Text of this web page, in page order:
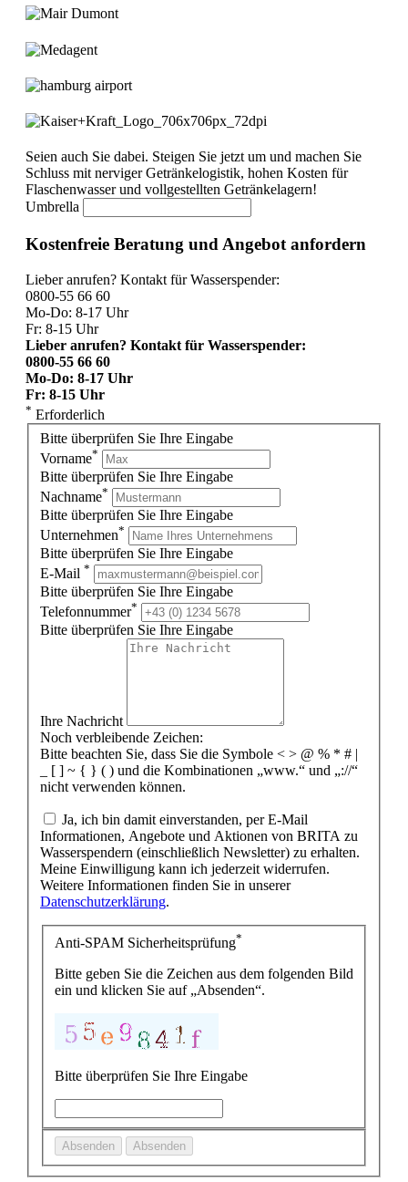
Seien auch Sie dabei. Steigen Sie jetzt um und machen Sie
Schluss mit nerviger Getränkelogistik, hohen Kosten für
Flaschenwasser und vollgestellten Getränkelagern!
Umbrella
Kostenfreie Beratung und Angebot anfordern
Lieber anrufen? Kontakt für Wasserspender:
0800-55 66 60
Mo-Do: 8-17 Uhr
Fr: 8-15 Uhr
Lieber anrufen? Kontakt für Wasserspender:
0800-55 66 60
Mo-Do: 8-17 Uhr
Fr: 8-15 Uhr
* Erforderlich
Bitte überprüfen Sie Ihre Eingabe
Vorname*
Bitte überprüfen Sie Ihre Eingabe
Nachname*
Bitte überprüfen Sie Ihre Eingabe
Unternehmen*
Bitte überprüfen Sie Ihre Eingabe
E-Mail *
Bitte überprüfen Sie Ihre Eingabe
Telefonnummer*
Bitte überprüfen Sie Ihre Eingabe
Ihre Nachricht
Noch verbleibende Zeichen:
Bitte beachten Sie, dass Sie die Symbole < > @ % * # |
_ [ ] ~ { } ( ) und die Kombinationen „www.“ und „://“
nicht verwenden können.
Ja, ich bin damit einverstanden, per E-Mail
Informationen, Angebote und Aktionen von BRITA zu
Wasserspendern (einschließlich Newsletter) zu erhalten.
Meine Einwilligung kann ich jederzeit widerrufen.
Weitere Informationen finden Sie in unserer
Datenschutzerklärung.
Anti-SPAM Sicherheitsprüfung*
Bitte geben Sie die Zeichen aus dem folgenden Bild
ein und klicken Sie auf „Absenden“.
Bitte überprüfen Sie Ihre Eingabe
Absenden Absenden